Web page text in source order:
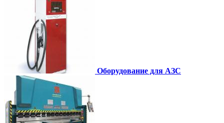
Оборудование для АЗС